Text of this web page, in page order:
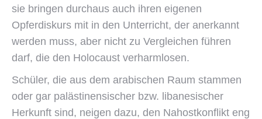
sie bringen durchaus auch ihren eigenen
Opferdiskurs mit in den Unterricht, der anerkannt
werden muss, aber nicht zu Vergleichen führen
darf, die den Holocaust verharmlosen.
Schüler, die aus dem arabischen Raum stammen
oder gar palästinensischer bzw. libanesischer
Herkunft sind, neigen dazu, den Nahostkonflikt eng